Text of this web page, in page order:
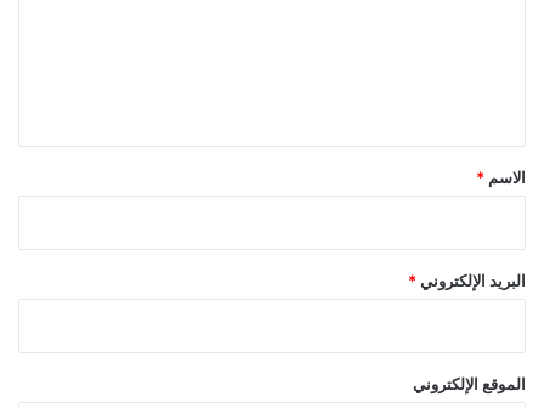
*
الاسم *
البريد الإلكتروني *
الموقع الإلكتروني